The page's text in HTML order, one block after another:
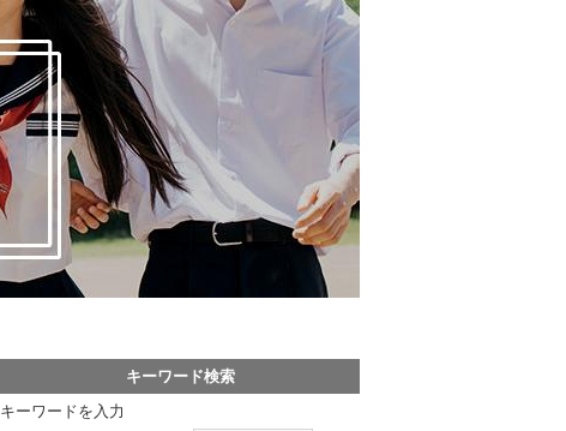
キーワード検索
キーワードを入力